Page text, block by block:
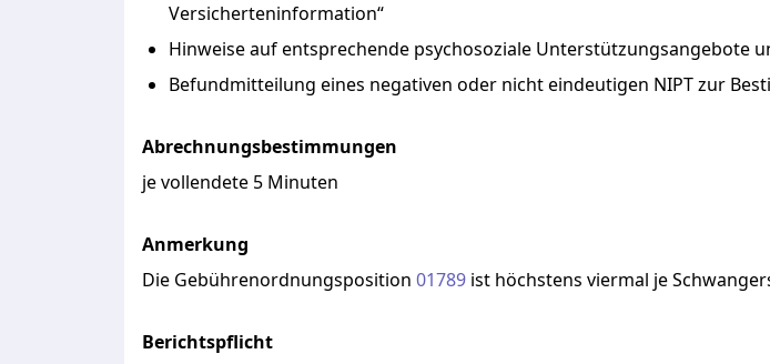
Versicherteninformation“
Hinweise auf entsprechende psychosoziale Unterstützungsangebote
Befundmitteilung eines negativen oder nicht eindeutigen NIPT zur
Abrechnungsbestimmungen
je vollendete 5 Minuten
Anmerkung
Die Gebührenordnungsposition 01789 ist höchstens viermal je
Berichtspflicht